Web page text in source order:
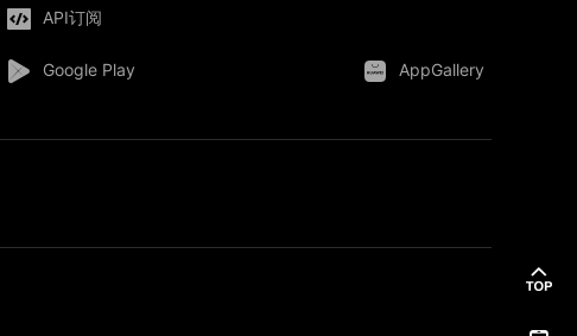
API订阅
Google Play AppGallery